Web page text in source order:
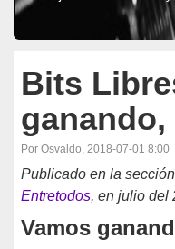
Bits
ganando,
Por Osvaldo, 2018-07-01 8:00
Publicado en la sección
Entretodos, en julio del
Vamos